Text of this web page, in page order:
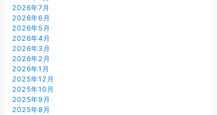
2026年7月
2026年6月
2026年5月
2026年4月
2026年3月
2026年2月
2026年1月
2025年12月
2025年10月
2025年9月
2025年8月